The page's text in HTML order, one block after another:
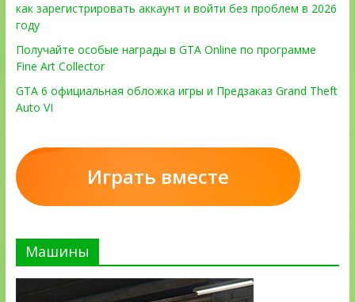
как зарегистрировать аккаунт и войти без проблем в 2026
году
Получайте особые награды в GTA Online по программе
Fine Art Collector
GTA 6 официальная обложка игры и Предзаказ Grand Theft
Auto VI
Играть вместе
Машины